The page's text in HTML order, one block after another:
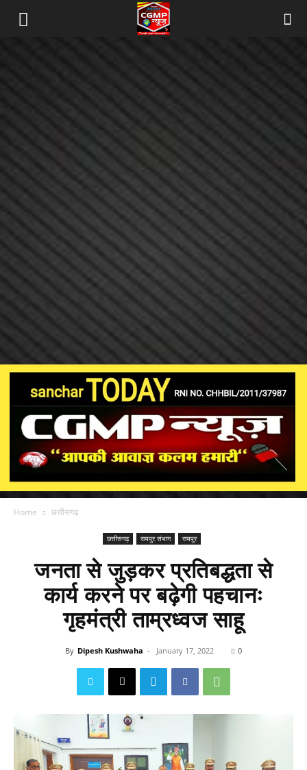
Home छत्तीसगढ़
छत्तीसगढ़ रायपुर संभाग रायपुर
जनता से जुड़कर प्रतिबद्धता से
कार्य करने पर बढ़ेगी पहचानः
गृहमंत्री ताम्रध्वज साहू
By Dipesh Kushwaha - January 17, 2022 0